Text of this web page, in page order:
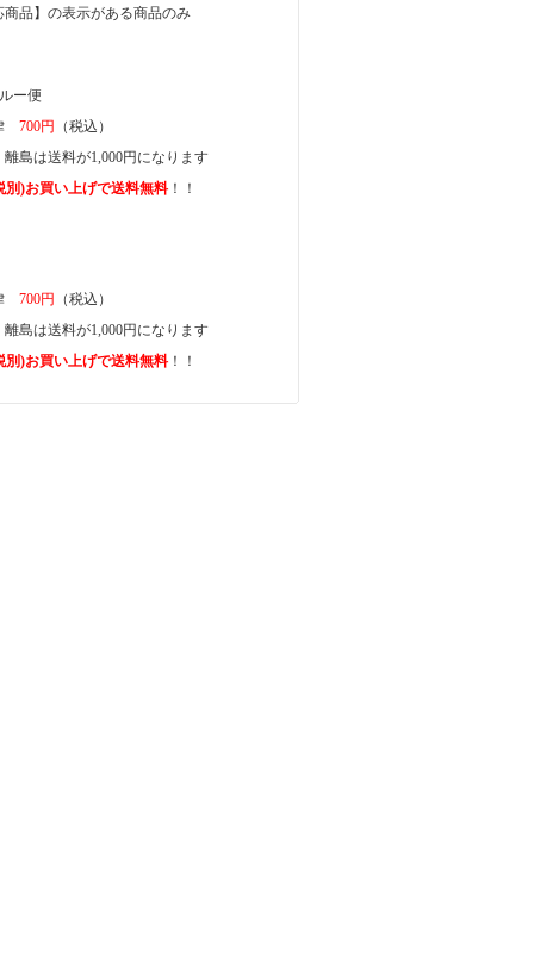
品】の表示がある商品のみ
ー便
700円
（税込）
島は送料が1,000円になります
別)お買い上げで送料無料 ！！
700円
（税込）
島は送料が1,000円になります
別)お買い上げで送料無料 ！！